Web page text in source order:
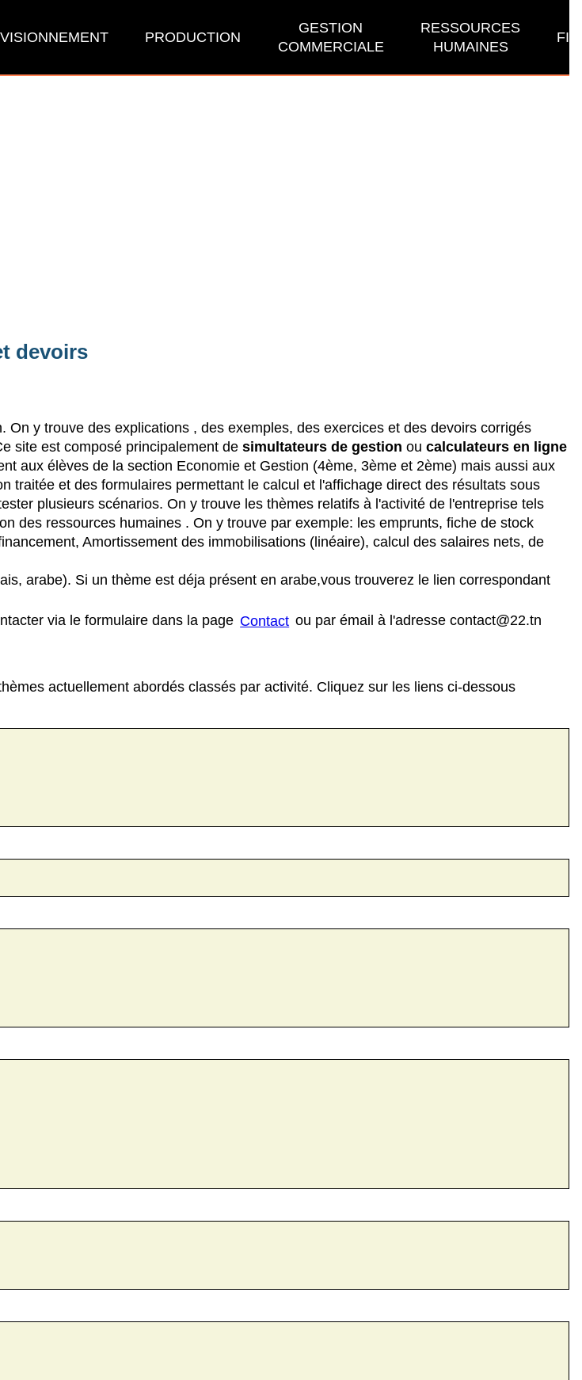
PRODUCTION
GESTION
COMMERCIALE
RESSOURCES
HUMAINES
devoirs
y trouve des explications , des exemples, des exercices et des devoirs corrigés
site est composé principalement de simultateurs de gestion ou calculateurs en ligne
aux élèves de la section Economie et Gestion (4ème, 3ème et 2ème) mais aussi aux
traitée et des formulaires permettant le calcul et l'affichage direct des résultats sous
plusieurs scénarios. On y trouve les thèmes relatifs à l'activité de l'entreprise tels
des ressources humaines . On y trouve par exemple: les emprunts, fiche de stock
Amortissement des immobilisations (linéaire), calcul des salaires nets, de
arabe). Si un thème est déja présent en arabe,vous trouverez le lien correspondant
via le formulaire dans la page Contact ou par émail à l'adresse contact@22.tn
actuellement abordés classés par activité. Cliquez sur les liens ci-dessous